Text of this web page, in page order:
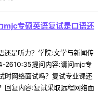
mjc专硕英语复试是口语还
还是听力？学院:文学与新闻传
提问内容:请问mjc专
时网络面试吗？复试专业课还
回复内容:复试采取远程网络面